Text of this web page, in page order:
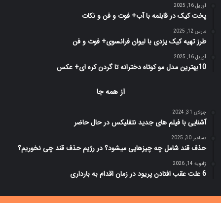
آوریل 16, 2025
پخت کیک در قابلمه با آب+ فوت و فن و نکات
مارس 12, 2025
طرز تهیه کیک یزدی با لیوان فرانسوی+ فوت و فن
آوریل 16, 2025
10بهترین مدل مو کوتاه دخترانه تا گردن کره ای+ عکس
از همه جا
جولای 31, 2024
آشنایی با فیلم های جدید نتفلیکس در حال حاضر
دسامبر 30, 2025
حذف قند شامل چه چیزهایی میشود؟ در رژیم حذف قند چی نخوریم؟
ژانویه 14, 2026
6 علت عقب افتادن پریود در زمان اقدام به بارداری